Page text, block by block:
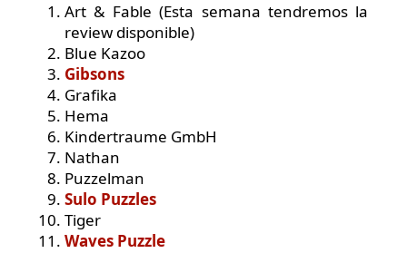
Art & Fable (Esta semana tendremos la
review disponible)
Blue Kazoo
Gibsons
Grafika
Hema
Kindertraume GmbH
Nathan
Puzzelman
Sulo Puzzles
Tiger
Waves Puzzle